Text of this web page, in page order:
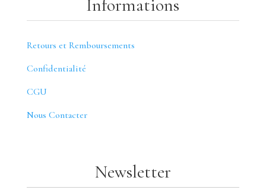
Informations
Retours et Remboursements
Confidentialité
CGU
Nous Contacter
Newsletter